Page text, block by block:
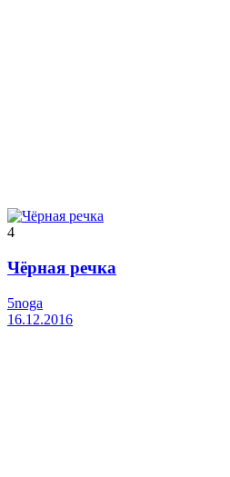
4
Чёрная речка
5noga
16.12.2016